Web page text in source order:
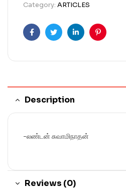
Category: ARTICLES
FacebookTwitterLinkedinPinterest
Description
-லண்டன் சுவாமிநாதன்
Reviews (0)